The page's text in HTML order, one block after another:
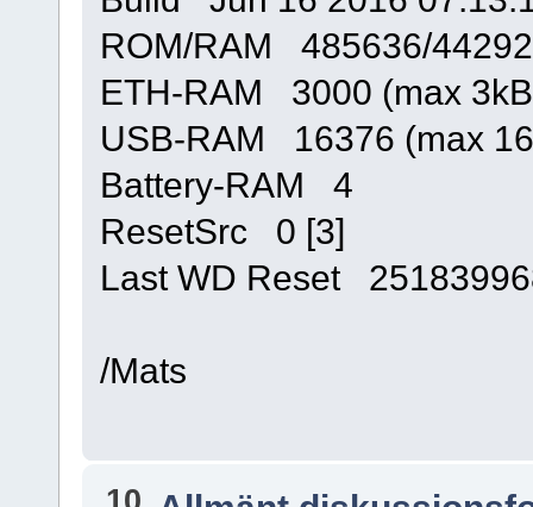
ROM/RAM 485636/44292
ETH-RAM 3000 (max
USB-RAM 16376 (max
Battery-RAM 4
ResetSrc 0 [3]
Last WD Reset
/Mats